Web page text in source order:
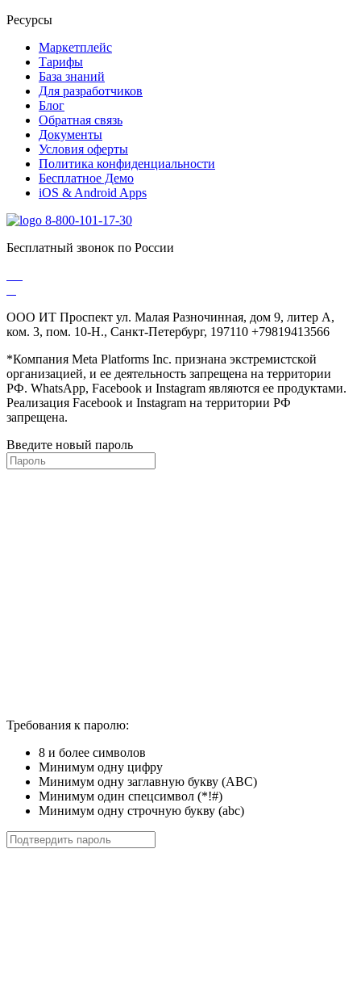
Ресурсы
Маркетплейс
Тарифы
База знаний
Для разработчиков
Блог
Обратная связь
Документы
Условия оферты
Политика конфиденциальности
Бесплатное Демо
iOS & Android Apps
8-800-101-17-30
Бесплатный звонок по России
ООО ИТ Проспект ул. Малая Разночинная, дом 9, литер А,
ком. 3, пом. 10-Н., Санкт-Петербург, 197110 +79819413566
*Компания Meta Platforms Inc. признана экстремистской
организацией, и ее деятельность запрещена на территории
РФ. WhatsApp, Facebook и Instagram являются ее продуктами.
Реализация Facebook и Instagram на территории РФ
запрещена.
Введите новый пароль
Требования к паролю:
8 и более символов
Минимум одну цифру
Минимум одну заглавную букву (ABC)
Минимум один спецсимвол (*!#)
Минимум одну строчную букву (abc)